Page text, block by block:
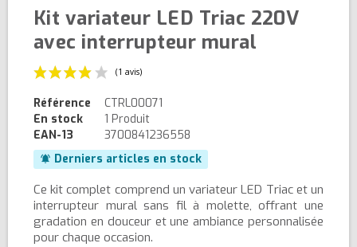
Kit variateur LED Triac 220V
avec interrupteur mural
(1 avis)
Référence
CTRL00071
En stock
1 Produit
EAN-13
3700841236558
notifications_active Derniers articles en stock
Ce kit complet comprend un variateur LED Triac et un
interrupteur mural sans fil à molette, offrant une
gradation en douceur et une ambiance personnalisée
pour chaque occasion.